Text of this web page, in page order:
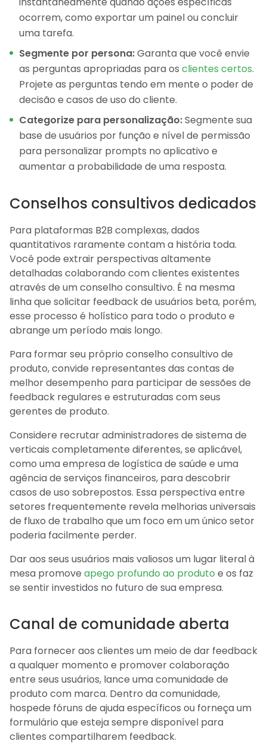
ocorrem, como exportar um painel ou concluir
uma tarefa.
Segmente por persona:Garanta que você envie
as perguntas apropriadas para os clientes certos.
Projete as perguntas tendo em mente o poder de
decisão e casos de uso do cliente.
Categorize para personalização:Segmente sua
base de usuários por função e nível de permissão
para personalizar prompts no aplicativo e
aumentar a probabilidade de uma resposta.
Conselhos consultivos dedicados
Para plataformas B2B complexas, dados
quantitativos raramente contam a história toda.
Você pode extrair perspectivas altamente
detalhadas colaborando com clientes existentes
através de um conselho consultivo. É na mesma
linha que solicitar feedback de usuários beta, porém,
esse processo é holístico para todo o produto e
abrange um período mais longo.
Para formar seu próprio conselho consultivo de
produto, convide representantes das contas de
melhor desempenho para participar de sessões de
feedback regulares e estruturadas com seus
gerentes de produto.
Considere recrutar administradores de sistema de
verticais completamente diferentes, se aplicável,
como uma empresa de logística de saúde e uma
agência de serviços financeiros, para descobrir
casos de uso sobrepostos. Essa perspectiva entre
setores frequentemente revela melhorias universais
de fluxo de trabalho que um foco em um único setor
poderia facilmente perder.
Dar aos seus usuários mais valiosos um lugar literal à
mesa promove apego profundo ao produto e os faz
se sentir investidos no futuro de sua empresa.
Canal de comunidade aberta
Para fornecer aos clientes um meio de dar feedback
a qualquer momento e promover colaboração
entre seus usuários, lance uma comunidade de
produto com marca. Dentro da comunidade,
hospede fóruns de ajuda específicos ou forneça um
formulário que esteja sempre disponível para
clientes compartilharem feedback.